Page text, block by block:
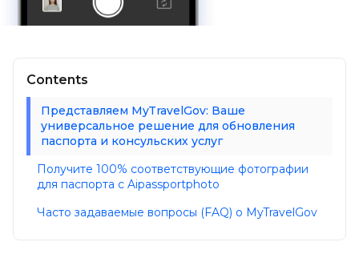
Contents
Представляем MyTravelGov: Ваше
универсальное решение для обновления
паспорта и консульских услуг
Получите 100% соответствующие фотографии
для паспорта с Aipassportphoto
Часто задаваемые вопросы (FAQ) о MyTravelGov